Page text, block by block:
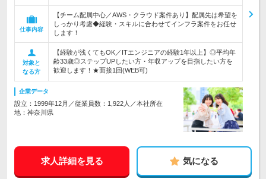
仕事内容
【チーム配属中心／AWS・クラウド案件あり】配属先は希望を
しっかり考慮◆経験・スキルに合わせてインフラ案件をお任せ
します！
対象と
なる方
【経験が浅くてもOK／ITエンジニアの経験1年以上】◎平均年
齢33歳◎ステップUPしたい方・年収アップを目指したい方を
歓迎します！★面接1回(WEB可)
企業データ
設立：1999年12月／従業員数：1,922人／本社所在
地：神奈川県
求人詳細を見る 気になる